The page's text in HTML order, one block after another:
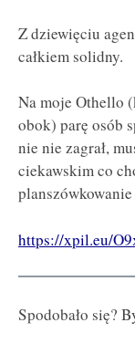
Z dziewięciu
całkiem solidny.
Na moje Othello
obok) parę osób
nie nie zagrał,
ciekawskim co
https://xpil.eu/
Spodobało się?